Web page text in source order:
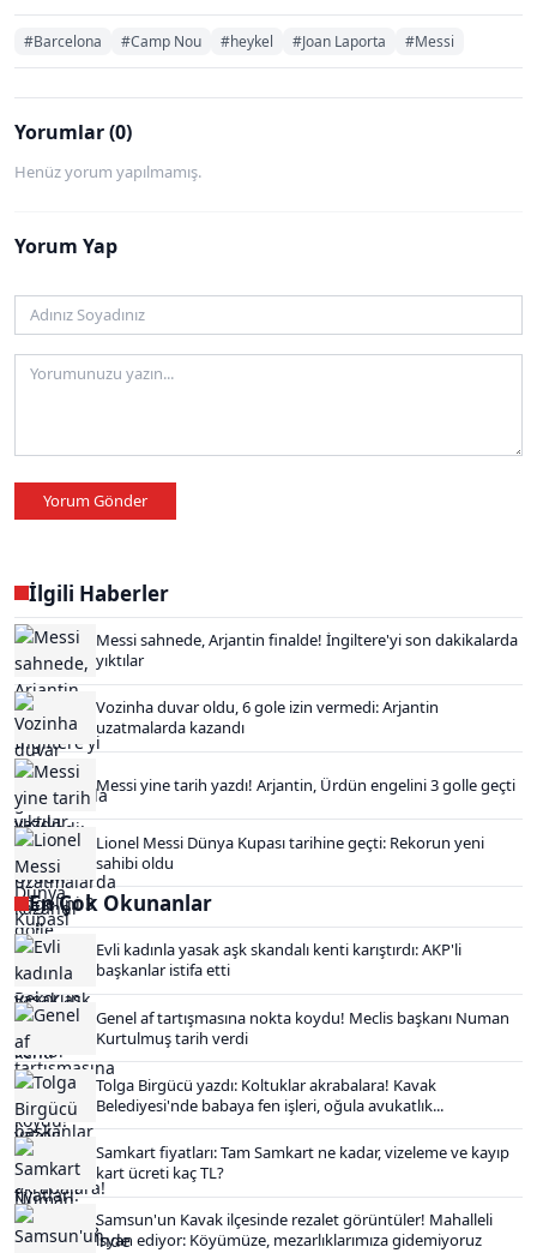
#Barcelona #Camp Nou #heykel #Joan Laporta #Messi
Yorumlar (0)
Henüz yorum yapılmamış.
Yorum Yap
Yorum Gönder
İlgili Haberler
Messi sahnede, Arjantin finalde! İngiltere'yi son dakikalarda
yıktılar
Vozinha duvar oldu, 6 gole izin vermedi: Arjantin
uzatmalarda kazandı
Messi yine tarih yazdı! Arjantin, Ürdün engelini 3 golle geçti
Lionel Messi Dünya Kupası tarihine geçti: Rekorun yeni
sahibi oldu
En Çok Okunanlar
Evli kadınla yasak aşk skandalı kenti karıştırdı: AKP'li
başkanlar istifa etti
Genel af tartışmasına nokta koydu! Meclis başkanı Numan
Kurtulmuş tarih verdi
Tolga Birgücü yazdı: Koltuklar akrabalara! Kavak
Belediyesi'nde babaya fen işleri, oğula avukatlık...
Samkart fiyatları: Tam Samkart ne kadar, vizeleme ve kayıp
kart ücreti kaç TL?
Samsun'un Kavak ilçesinde rezalet görüntüler! Mahalleli
isyan ediyor: Köyümüze, mezarlıklarımıza gidemiyoruz